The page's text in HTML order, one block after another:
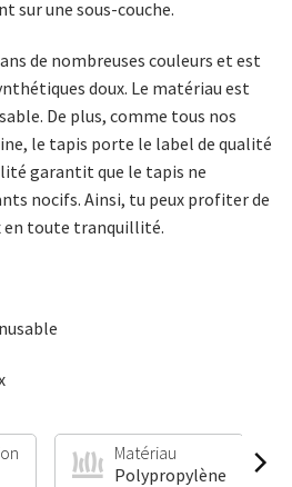
sur une sous-couche.
de nombreuses couleurs et est
doux. Le matériau est
De plus, comme tous nos
le tapis porte le label de qualité
garantit que le tapis ne
nocifs. Ainsi, tu peux profiter de
en toute tranquillité.
Matériau
Polypropylène